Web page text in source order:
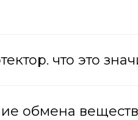
что это
обмена